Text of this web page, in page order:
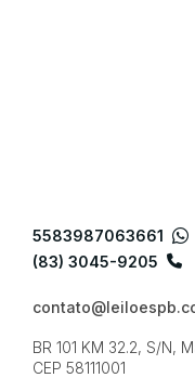
5583987063661
(83) 3045-9205
BR 101 KM 32.2, S/N,
CEP 58111001